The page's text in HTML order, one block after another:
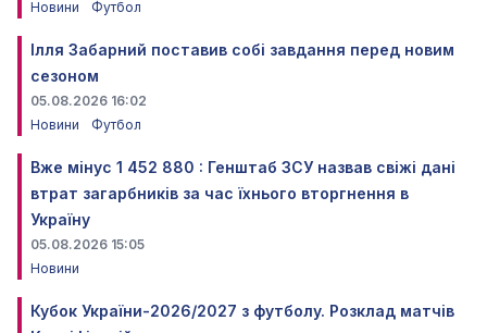
Новини
Футбол
Ілля Забарний поставив собі завдання перед новим
сезоном
05.08.2026 16:02
Новини
Футбол
Вже мінус 1 452 880 : Генштаб ЗСУ назвав свіжі дані
втрат загарбників за час їхнього вторгнення в
Україну
05.08.2026 15:05
Новини
Кубок України-2026/2027 з футболу. Розклад матчів